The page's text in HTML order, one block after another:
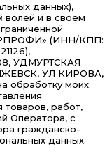
данных),
волей и в своем
(ИНН/КПП:
УДМУРТСКАЯ
УЛ КИРОВА,
обработку моих
товаров, работ,
Оператора, с
гражданско-
данных.